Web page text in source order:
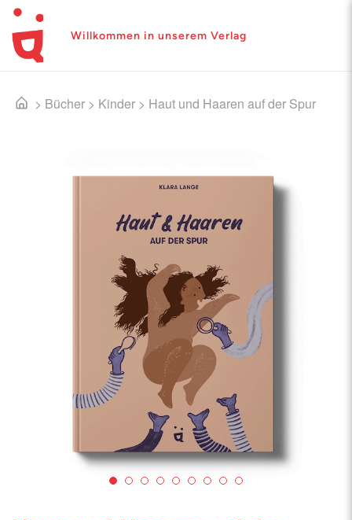
Willkommen in unserem Verlag
> Bücher > Kinder > Haut und Haaren auf der Spur